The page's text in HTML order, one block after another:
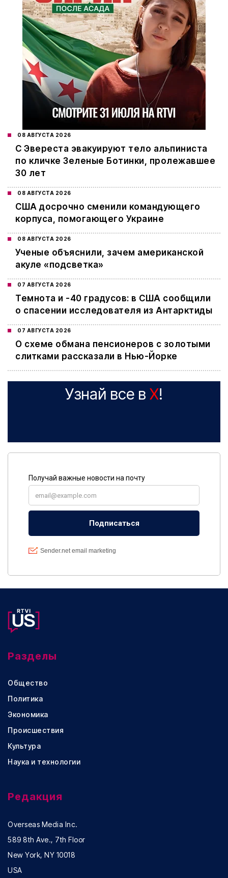
08 АВГУСТА 2026
С Эвереста эвакуируют тело альпиниста
по кличке Зеленые Ботинки, пролежавшее
30 лет
08 АВГУСТА 2026
США досрочно сменили командующего
корпуса, помогающего Украине
08 АВГУСТА 2026
Ученые объяснили, зачем американской
акуле «подсветка»
07 АВГУСТА 2026
Темнота и -40 градусов: в США сообщили
о спасении исследователя из Антарктиды
07 АВГУСТА 2026
О схеме обмана пенсионеров с золотыми
слитками рассказали в Нью-Йорке
Узнай все в X!
Разделы
Общество
Политика
Экономика
Происшествия
Культура
Наука и технологии
Редакция
Overseas Media Inc.
589 8th Ave., 7th Floor
New York, NY 10018
USA